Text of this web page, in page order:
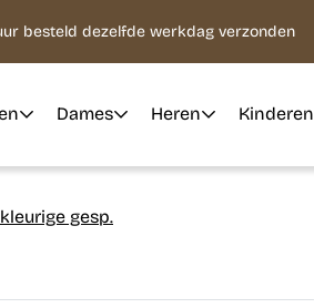
besteld dezelfde werkdag verzonden
Dames Heren Kinderen
gesp.